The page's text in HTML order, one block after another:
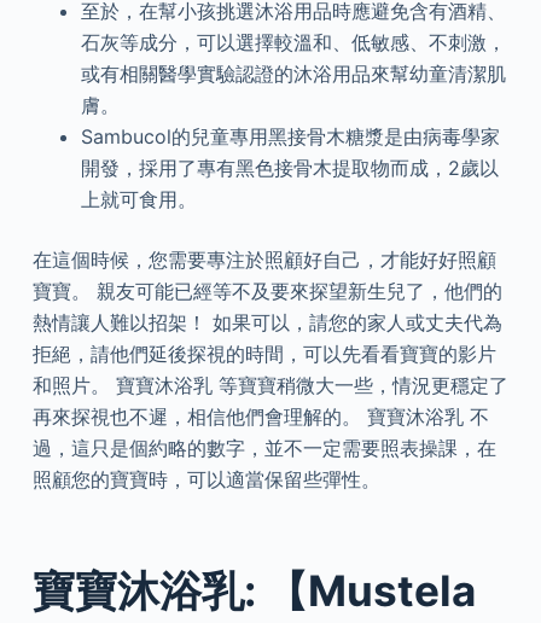
至於，在幫小孩挑選沐浴用品時應避免含有酒精、
石灰等成分，可以選擇較溫和、低敏感、不刺激，
或有相關醫學實驗認證的沐浴用品來幫幼童清潔肌
膚。
Sambucol的兒童專用黑接骨木糖漿是由病毒學家
開發，採用了專有黑色接骨木提取物而成，2歲以
上就可食用。
在這個時候，您需要專注於照顧好自己，才能好好照顧
寶寶。 親友可能已經等不及要來探望新生兒了，他們的
熱情讓人難以招架！ 如果可以，請您的家人或丈夫代為
拒絕，請他們延後探視的時間，可以先看看寶寶的影片
和照片。 寶寶沐浴乳 等寶寶稍微大一些，情況更穩定了
再來探視也不遲，相信他們會理解的。 寶寶沐浴乳 不
過，這只是個約略的數字，並不一定需要照表操課，在
照顧您的寶寶時，可以適當保留些彈性。
寶寶沐浴乳: 【Mustela